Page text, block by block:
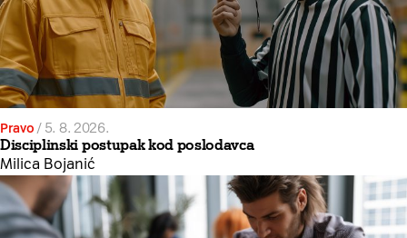
Pravo / 5. 8. 2026.
Disciplinski postupak kod poslodavca
Milica Bojanić